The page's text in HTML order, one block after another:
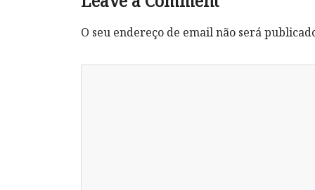
O seu endereço de email não será